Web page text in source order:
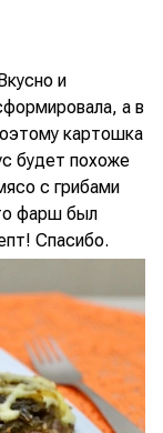
и
а в
картошка
будет похоже
с грибами
фарш был
Спасибо.